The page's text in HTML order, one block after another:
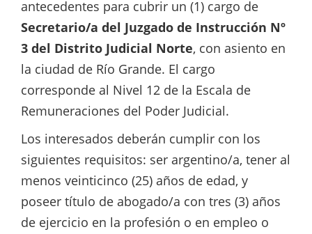
antecedentes para cubrir un (1) cargo de
Secretario/a del Juzgado de Instrucción Nº
3 del Distrito Judicial Norte, con asiento en
la ciudad de Río Grande. El cargo
corresponde al Nivel 12 de la Escala de
Remuneraciones del Poder Judicial.
Los interesados deberán cumplir con los
siguientes requisitos: ser argentino/a, tener al
menos veinticinco (25) años de edad, y
poseer título de abogado/a con tres (3) años
de ejercicio en la profesión o en empleo o